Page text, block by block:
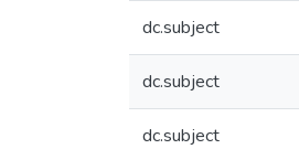
dc.subject
dc.subject
dc.subject